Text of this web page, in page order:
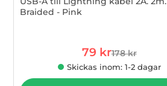
Braided - Pink
rea pris
79 krtidigare pris
178 kr
Skickas inom: 1-2 dagar